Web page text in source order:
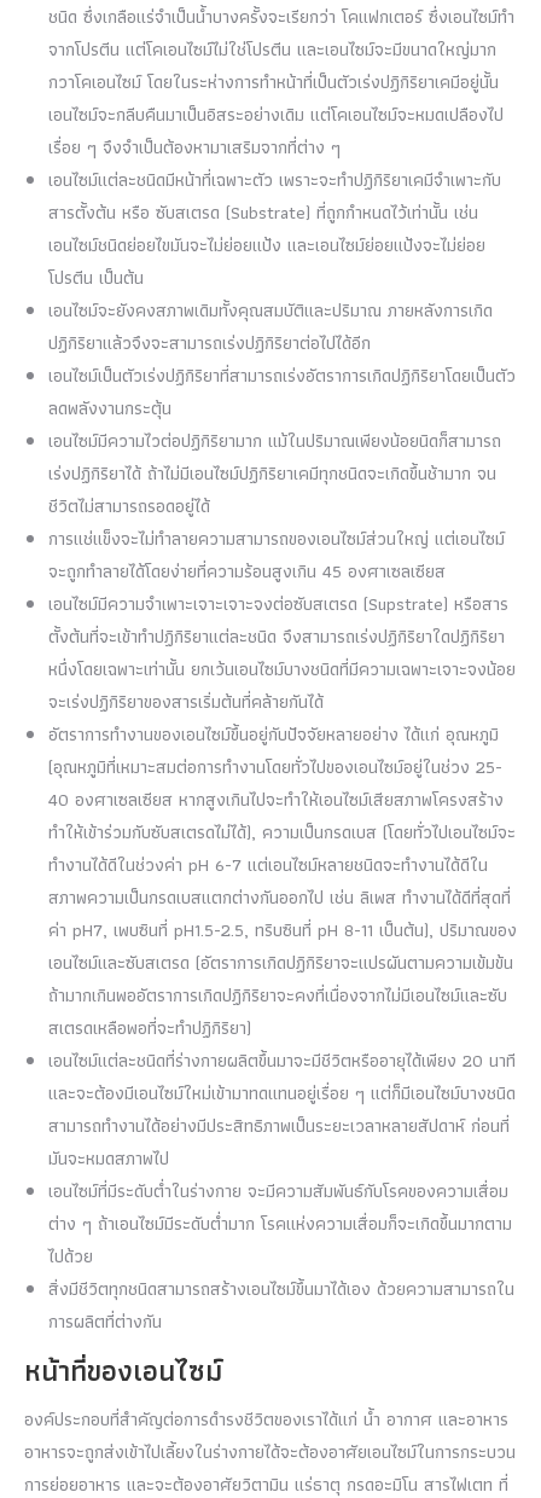
ชนิด ซึ่งเกลือแร่จำเป็นน้ำบางครั้งจะเรียกว่า โคแฟกเตอร์ ซึ่งเอนไซม์ทำ
จากโปรตีน แต่โคเอนไซม์ไม่ใช่โปรตีน และเอนไซม์จะมีขนาดใหญ่มาก
กวาโคเอนไซม์ โดยในระห่างการทำหน้าที่เป็นตัวเร่งปฏิกิริยาเคมีอยู่นั้น
เอนไซม์จะกลีบคืนมาเป็นอิสระอย่างเดิม แต่โคเอนไซม์จะหมดเปลืองไป
เรื่อย ๆ จึงจำเป็นต้องหามาเสริมจากที่ต่าง ๆ
เอนไซม์แต่ละชนิดมีหน้าที่เฉพาะตัว เพราะจะทำปฏิกิริยาเคมีจำเพาะกับ
สารตั้งต้น หรือ ซับสเตรด (Substrate) ที่ถูกกำหนดไว้เท่านั้น เช่น
เอนไซม์ชนิดย่อยไขมันจะไม่ย่อยแป้ง และเอนไซม์ย่อยแป้งจะไม่ย่อย
โปรตีน เป็นต้น
เอนไซม์จะยังคงสภาพเดิมทั้งคุณสมบัติและปริมาณ ภายหลังการเกิด
ปฏิกิริยาแล้วจึงจะสามารถเร่งปฏิกิริยาต่อไปได้อีก
เอนไซม์เป็นตัวเร่งปฏิกิริยาที่สามารถเร่งอัตราการเกิดปฏิกิริยาโดยเป็นตัว
ลดพลังงานกระตุ้น
เอนไซม์มีความไวต่อปฏิกิริยามาก แม้ในปริมาณเพียงน้อยนิดก็สามารถ
เร่งปฏิกิริยาได้ ถ้าไม่มีเอนไซม์ปฏิกิริยาเคมีทุกชนิดจะเกิดขึ้นช้ามาก จน
ชีวิตไม่สามารถรอดอยู่ได้
การแช่แข็งจะไม่ทำลายความสามารถของเอนไซม์ส่วนใหญ่ แต่เอนไซม์
จะถูกทำลายได้โดยง่ายที่ความร้อนสูงเกิน 45 องศาเซลเซียส
เอนไซม์มีความจำเพาะเจาะเจาะจงต่อซับสเตรด (Supstrate) หรือสาร
ตั้งต้นที่จะเข้าทำปฏิกิริยาแต่ละชนิด จึงสามารถเร่งปฏิกิริยาใดปฏิกิริยา
หนึ่งโดยเฉพาะเท่านั้น ยกเว้นเอนไซม์บางชนิดที่มีความเฉพาะเจาะจงน้อย
จะเร่งปฏิกิริยาของสารเริ่มต้นที่คล้ายกันได้
อัตราการทำงานของเอนไซม์ขึ้นอยู่กับปัจจัยหลายอย่าง ได้แก่ อุณหภูมิ
(อุณหภูมิที่เหมาะสมต่อการทำงานโดยทั่วไปของเอนไซม์อยู่ในช่วง 25-
40 องศาเซลเซียส หากสูงเกินไปจะทำให้เอนไซม์เสียสภาพโครงสร้าง
ทำให้เข้าร่วมกับซับสเตรดไม่ได้), ความเป็นกรดเบส (โดยทั่วไปเอนไซม์จะ
ทำงานได้ดีในช่วงค่า pH 6-7 แต่เอนไซม์หลายชนิดจะทำงานได้ดีใน
สภาพความเป็นกรดเบสแตกต่างกันออกไป เช่น ลิเพส ทำงานได้ดีที่สุดที่
ค่า pH7, เพบซินที่ pH1.5-2.5, ทริบซินที่ pH 8-11 เป็นต้น), ปริมาณของ
เอนไซม์และซับสเตรด (อัตราการเกิดปฏิกิริยาจะแปรผันตามความเข้มข้น
ถ้ามากเกินพออัตราการเกิดปฏิกิริยาจะคงที่เนื่องจากไม่มีเอนไซม์และซับ
สเตรดเหลือพอที่จะทำปฏิกิริยา)
เอนไซม์แต่ละชนิดที่ร่างกายผลิตขึ้นมาจะมีชีวิตหรืออายุได้เพียง 20 นาที
และจะต้องมีเอนไซม์ใหม่เข้ามาทดแทนอยู่เรื่อย ๆ แต่ก็มีเอนไซม์บางชนิด
สามารถทำงานได้อย่างมีประสิทธิภาพเป็นระยะเวลาหลายสัปดาห์ ก่อนที่
มันจะหมดสภาพไป
เอนไซม์ที่มีระดับต่ำในร่างกาย จะมีความสัมพันธ์กับโรคของความเสื่อม
ต่าง ๆ ถ้าเอนไซม์มีระดับต่ำมาก โรคแห่งความเสื่อมก็จะเกิดขึ้นมากตาม
ไปด้วย
สิ่งมีชีวิตทุกชนิดสามารถสร้างเอนไซม์ขึ้นมาได้เอง ด้วยความสามารถใน
การผลิตที่ต่างกัน
หน้าที่ของเอนไซม์
องค์ประกอบที่สำคัญต่อการดำรงชีวิตของเราได้แก่ น้ำ อากาศ และอาหาร
อาหารจะถูกส่งเข้าไปเลี้ยงในร่างกายได้จะต้องอาศัยเอนไซม์ในการกระบวน
การย่อยอาหาร และจะต้องอาศัยวิตามิน แร่ธาตุ กรดอะมิโน สารไฟเตท ที่